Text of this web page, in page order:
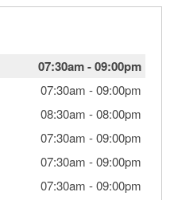
07:30am-09:00pm
07:30am -09:00pm
08:30am -08:00pm
07:30am -09:00pm
07:30am -09:00pm
07:30am -09:00pm